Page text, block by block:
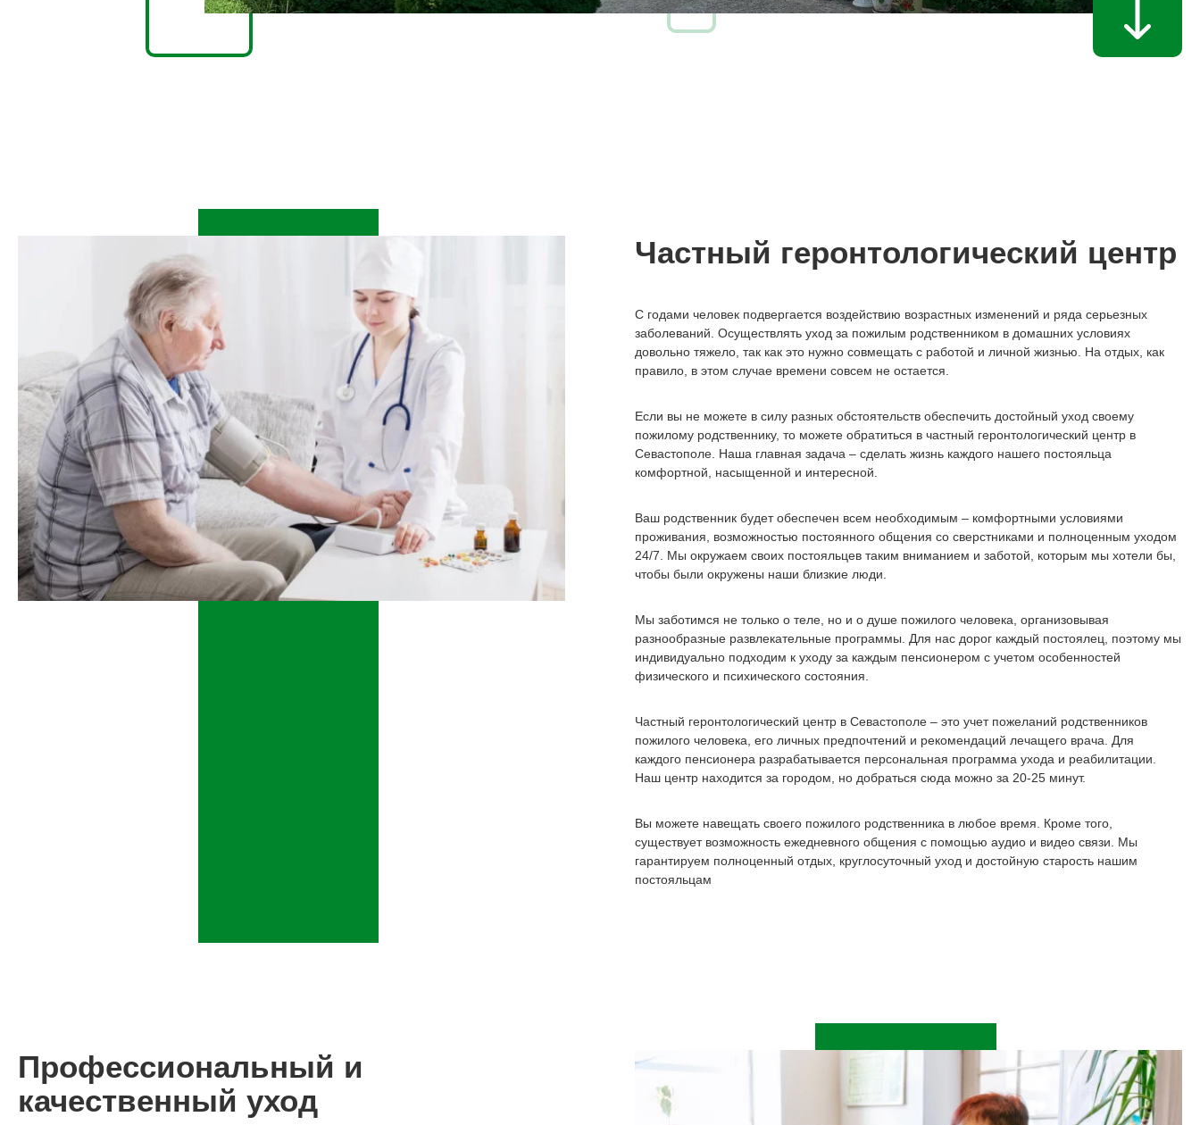
Частный геронтологический центр
С годами человек подвергается воздействию возрастных изменений и ряда серьезных
заболеваний. Осуществлять уход за пожилым родственником в домашних условиях
довольно тяжело, так как это нужно совмещать с работой и личной жизнью. На отдых, как
правило, в этом случае времени совсем не остается.
Если вы не можете в силу разных обстоятельств обеспечить достойный уход своему
пожилому родственнику, то можете обратиться в частный геронтологический центр в
Севастополе. Наша главная задача – сделать жизнь каждого нашего постояльца
комфортной, насыщенной и интересной.
Ваш родственник будет обеспечен всем необходимым – комфортными условиями
проживания, возможностью постоянного общения со сверстниками и полноценным уходом
24/7. Мы окружаем своих постояльцев таким вниманием и заботой, которым мы хотели бы,
чтобы были окружены наши близкие люди.
Мы заботимся не только о теле, но и о душе пожилого человека, организовывая
разнообразные развлекательные программы. Для нас дорог каждый постоялец, поэтому мы
индивидуально подходим к уходу за каждым пенсионером с учетом особенностей
физического и психического состояния.
Частный геронтологический центр в Севастополе – это учет пожеланий родственников
пожилого человека, его личных предпочтений и рекомендаций лечащего врача. Для
каждого пенсионера разрабатывается персональная программа ухода и реабилитации.
Наш центр находится за городом, но добраться сюда можно за 20-25 минут.
Вы можете навещать своего пожилого родственника в любое время. Кроме того,
существует возможность ежедневного общения с помощью аудио и видео связи. Мы
гарантируем полноценный отдых, круглосуточный уход и достойную старость нашим
постояльцам
Профессиональный и
качественный уход